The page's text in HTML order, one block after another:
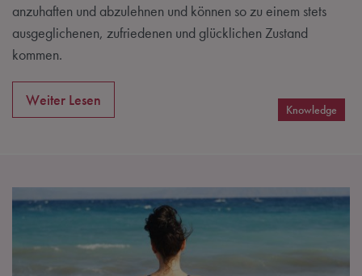
anzuhaften und abzulehnen und können so zu einem stets
ausgeglichenen, zufriedenen und glücklichen Zustand
kommen.
Weiter Lesen
Knowledge